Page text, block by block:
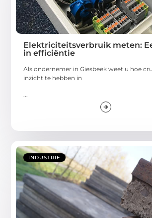
Elektriciteitsverbruik meten:
in efficiëntie
Als ondernemer in Giesbeek weet u hoe
inzicht te hebben in
INDUSTRIE